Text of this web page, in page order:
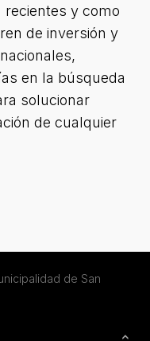
recientes y como
de inversión y
en la búsqueda
solucionar
de cualquier
de San